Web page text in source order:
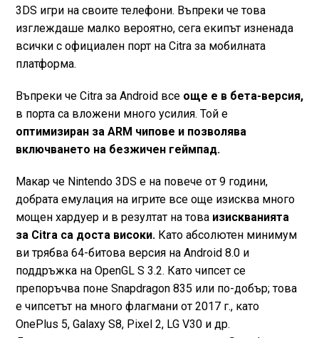
3DS игри на своите телефони. Въпреки че това
изглеждаше малко вероятно, сега екипът изненада
всички с официален порт на Citra за мобилната
платформа.
Въпреки че Citra за Android всеоще е в бета-версия,
в порта са вложени много усилия. Той е
оптимизиран за ARM чипове и позволява
включването на безжичен геймпад.
Макар че Nintendo 3DS e на повече от 9 години,
добрата емулация на игрите все още изисква много
мощен хардуер и в резултат на товаизискванията
за Citra са доста високи.Като абсолютен минимум
ви трябва 64-битова версия на Android 8.0 и
поддръжка на OpenGL S 3.2. Като чипсет се
препоръчва поне Snapdragon 835 или по-добър; това
е чипсетът на много флагмани от 2017 г., като
OnePlus 5, Galaxy S8, Pixel 2, LG V30 и др.